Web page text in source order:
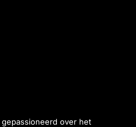
over het